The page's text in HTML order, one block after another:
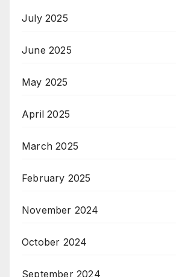
July 2025
June 2025
May 2025
April 2025
March 2025
February 2025
November 2024
October 2024
September 2024